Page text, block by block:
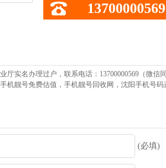
13700000569
厅实名办理过户，联系电话：13700000569（微
机靓号免费估值，手机靓号回收网，沈阳手机号码
(必填)